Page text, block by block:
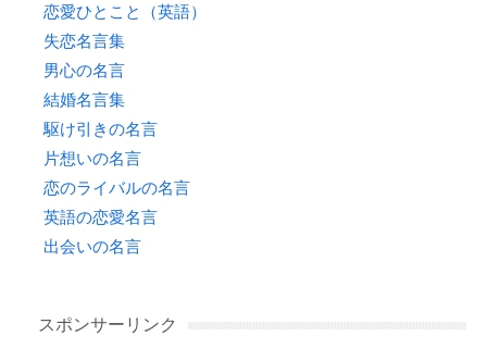
恋愛ひとこと（英語）
失恋名言集
男心の名言
結婚名言集
駆け引きの名言
片想いの名言
恋のライバルの名言
英語の恋愛名言
出会いの名言
スポンサーリンク